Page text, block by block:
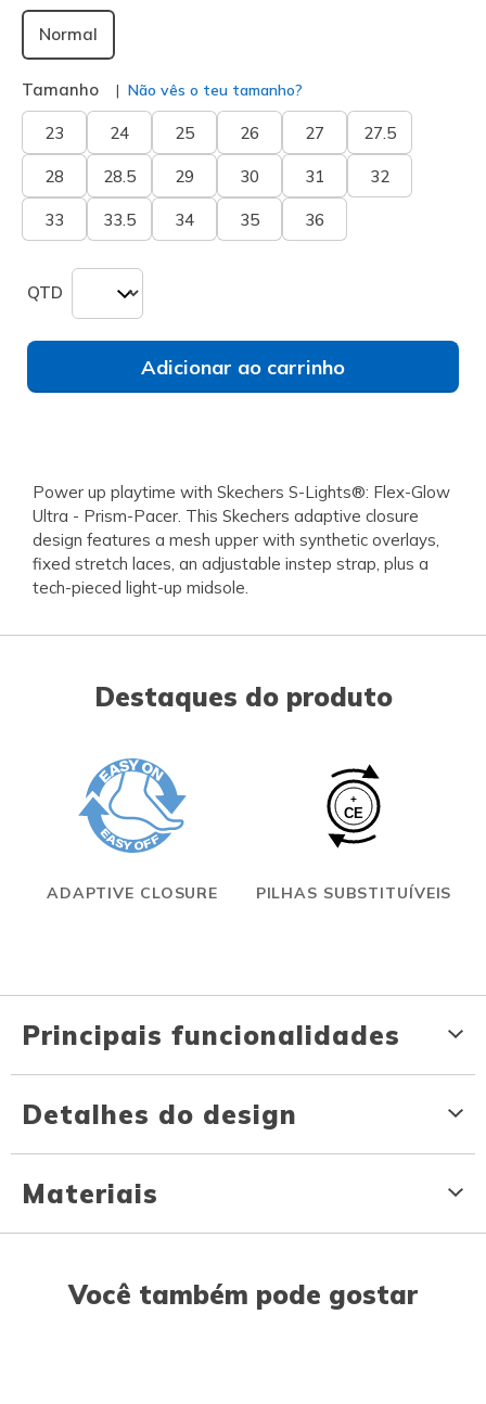
Normal
Tamanho Não vês o teu tamanho?
23 24 25 26 27 27.5
28 28.5 29 30 31 32
33 33.5 34 35 36
QTD
Adicionar ao carrinho
Power up playtime with Skechers S-Lights®: Flex-Glow
Ultra - Prism-Pacer. This Skechers adaptive closure
design features a mesh upper with synthetic overlays,
fixed stretch laces, an adjustable instep strap, plus a
tech-pieced light-up midsole.
Destaques do produto
ADAPTIVE CLOSURE PILHAS SUBSTITUÍVEIS
Principais funcionalidades
Detalhes do design
Materiais
Você também pode gostar